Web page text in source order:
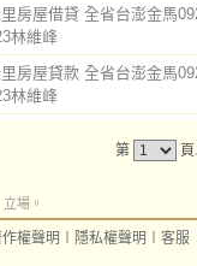
房屋借貸 全省台澎金馬
林維峰
房屋貸款 全省台澎金馬
林維峰
第
場。
權聲明 隱私權聲明 客服